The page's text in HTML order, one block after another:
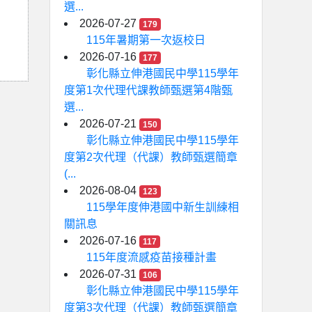
選...
2026-07-27
179
115年暑期第一次返校日
2026-07-16
177
彰化縣立伸港國民中學115學年
度第1次代理代課教師甄選第4階甄
選...
2026-07-21
150
彰化縣立伸港國民中學115學年
度第2次代理（代課）教師甄選簡章
(...
2026-08-04
123
115學年度伸港國中新生訓練相
關訊息
2026-07-16
117
115年度流感疫苗接種計畫
2026-07-31
106
彰化縣立伸港國民中學115學年
度第3次代理（代課）教師甄選簡章